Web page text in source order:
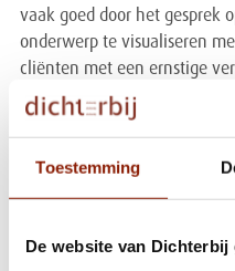
Toestemming
De website van
vaak goed door het gesprek
onderwerp te visualiseren
cliënten met een ernstige
aan op sensitiviteit. Vanuit
behoefte heeft aan fysiek
gekeken welke
Lees meer over het